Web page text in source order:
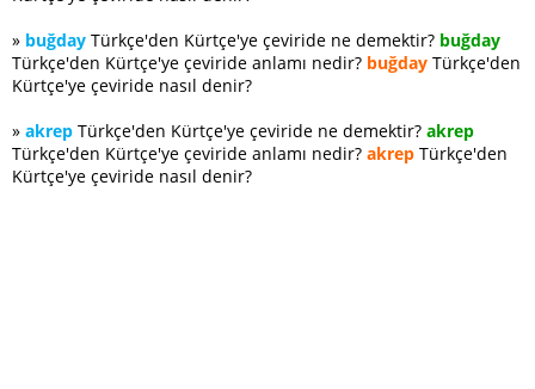
» buğday Türkçe'den Kürtçe'ye çeviride ne demektir? buğday
Türkçe'den Kürtçe'ye çeviride anlamı nedir? buğday Türkçe'den
Kürtçe'ye çeviride nasıl denir?
» akrep Türkçe'den Kürtçe'ye çeviride ne demektir? akrep
Türkçe'den Kürtçe'ye çeviride anlamı nedir? akrep Türkçe'den
Kürtçe'ye çeviride nasıl denir?